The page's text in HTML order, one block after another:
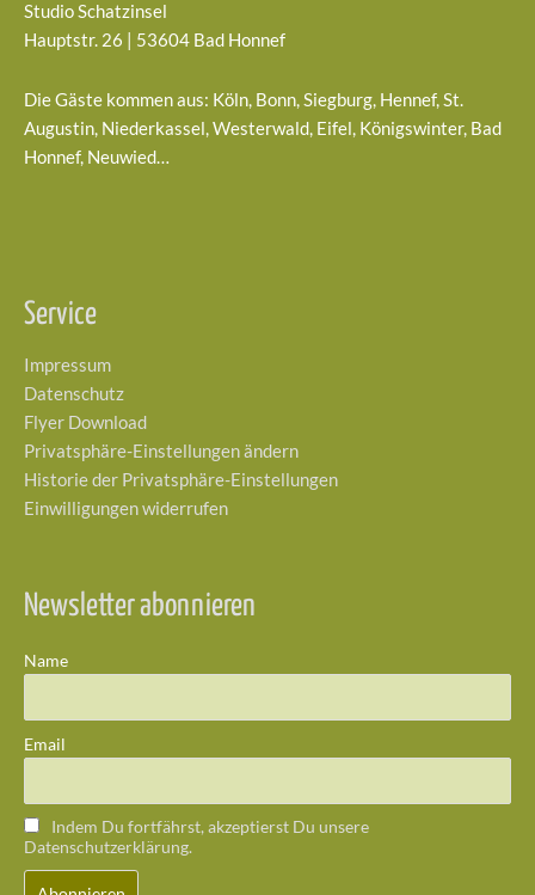
Studio Schatzinsel
Hauptstr. 26 | 53604 Bad Honnef
Die Gäste kommen aus: Köln, Bonn, Siegburg, Hennef, St.
Augustin, Niederkassel, Westerwald, Eifel, Königswinter, Bad
Honnef, Neuwied…
Service
Impressum
Datenschutz
Flyer Download
Privatsphäre-Einstellungen ändern
Historie der Privatsphäre-Einstellungen
Einwilligungen widerrufen
Newsletter abonnieren
Name
Email
Indem Du fortfährst, akzeptierst Du unsere
Datenschutzerklärung.